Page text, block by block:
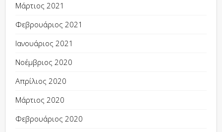
Μάρτιος 2021
Φεβρουάριος 2021
Ιανουάριος 2021
Νοέμβριος 2020
Απρίλιος 2020
Μάρτιος 2020
Φεβρουάριος 2020